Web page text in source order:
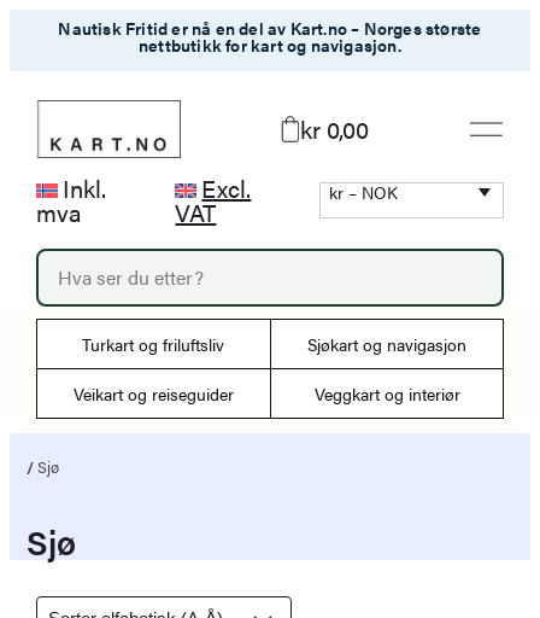
Hopp
innhold
Nautisk Fritid er nå en del av Kart.no – Norges største
nettbutikk for kart og navigasjon.
kr 0,00
Inkl.
mva
Excl.
VAT
kr – NOK
P
o
d
c
s
e
r
c
h
Turkart og friluftsliv Sjøkart og navigasjon
Veikart og reiseguider Veggkart og interiør
/Sjø
Sjø